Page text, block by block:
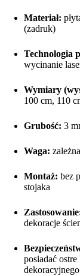
Materiał:
(zadruk)
Technologia
wycinanie
Wymiary
100 cm, 110
Grubość: 3
Waga:
Montaż: bez
stojaka
dekoracje
posiadać
dekoracyjnego